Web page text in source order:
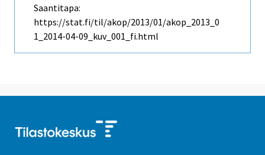
Saantitapa:
https://stat.fi/til/akop/2013/01/akop_2013_0
1_2014-04-09_kuv_001_fi.html